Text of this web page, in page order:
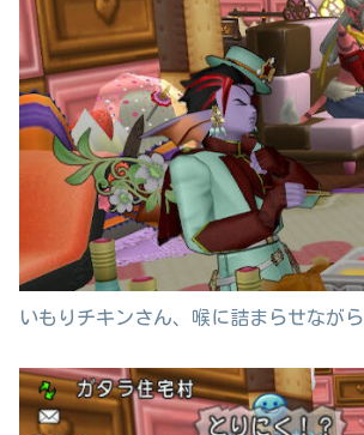
いもりチキンさん、喉に詰まらせながら